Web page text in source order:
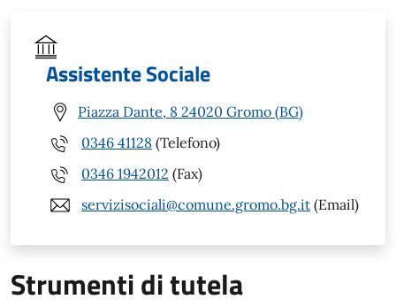
Assistente Sociale
Piazza Dante, 8 24020 Gromo (BG)
0346 41128 (Telefono)
0346 1942012 (Fax)
servizisociali@comune.gromo.bg.it (Email)
Strumenti di tutela